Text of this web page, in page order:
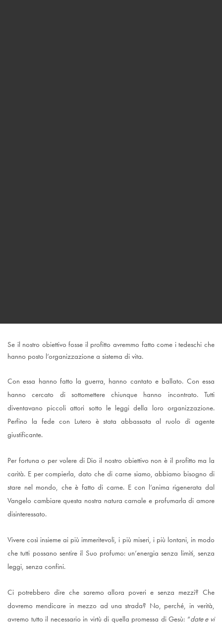
Se il nostro obiettivo fosse il profitto avremmo fatto come i tedeschi che
hanno posto l’organizzazione a sistema di vita.
Con essa hanno fatto la guerra, hanno cantato e ballato. Con essa
hanno cercato di sottomettere chiunque hanno incontrato. Tutti
diventavano piccoli attori sotto le leggi della loro organizzazione.
Perfino la fede con Lutero è stata abbassata al ruolo di agente
giustificante.
Per fortuna o per volere di Dio il nostro obiettivo non è il profitto ma la
carità. E per compierla, dato che di carne siamo, abbiamo bisogno di
stare nel mondo, che è fatto di carne. E con l’anima rigenerata dal
Vangelo cambiare questa nostra natura carnale e profumarla di amore
disinteressato.
Vivere così insieme ai più immeritevoli, i più miseri, i più lontani, in modo
chetutti possano sentire il Suo profumo: un’energia senza limiti, senza
leggi, senza confini.
Ci potrebbero dire che saremo allora poveri e senza mezzi? Che
dovremo mendicare in mezzo ad una strada? No, perché, in verità,
avremo tutto il necessario in virtù di quella promessa di Gesù: “date e vi